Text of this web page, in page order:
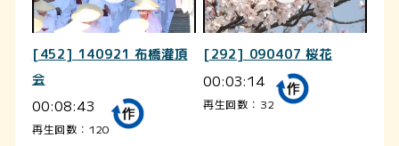
[452] 140921 布橋灌頂
会
00:08:43
再生回数：120
[292] 090407 桜花
00:03:14
再生回数：32